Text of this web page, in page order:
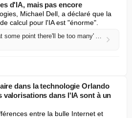
d'IA, mais pas encore
Michael Dell, a déclaré que la
calcul pour l'IA est "énorme".
Michael Dell says 'at some point there'll be too many' AI data centers, but not yet
dans la technologie Orlando
valorisations dans l'IA sont à un
entre la bulle Internet et